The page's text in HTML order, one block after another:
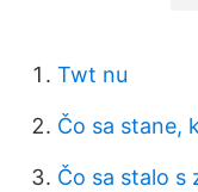
Twt nu
Čo sa stane,
Čo sa stalo s